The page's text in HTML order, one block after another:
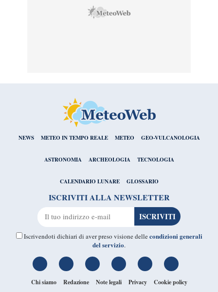
NEWS METEO IN TEMPO REALE METEO GEO-VULCANOLOGIA
ASTRONOMIA ARCHEOLOGIA TECNOLOGIA
CALENDARIO LUNARE GLOSSARIO
ISCRIVITI ALLA NEWSLETTER
Iscrivendoti dichiari di aver preso visione dellecondizioni generali
del servizio.
Chi siamo Redazione Note legali Privacy Cookie policy